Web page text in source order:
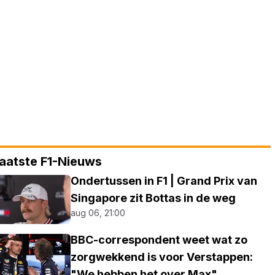
F1-Nieuws
Ondertussen in F1 | Grand Prix van
Singapore zit Bottas in de weg
aug 06, 21:00
BBC-correspondent weet wat zo
zorgwekkend is voor Verstappen: